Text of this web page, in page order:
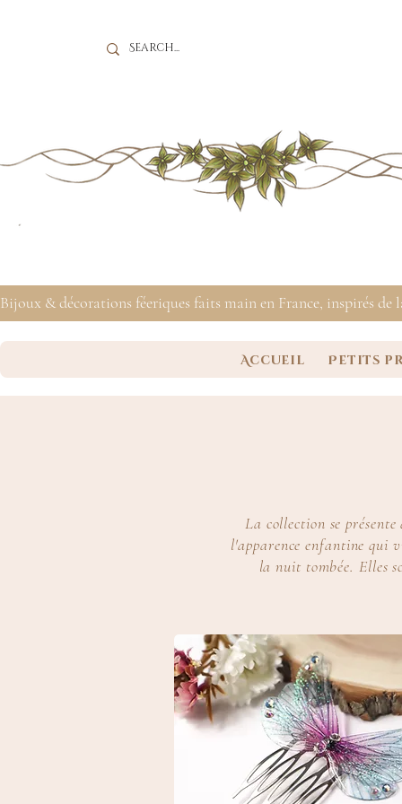
Bijoux & décorations féeriques faits main en France, inspirés de
Accueil Petits
La collection se
l'apparence enfantine qui
la nuit tombée. Elles